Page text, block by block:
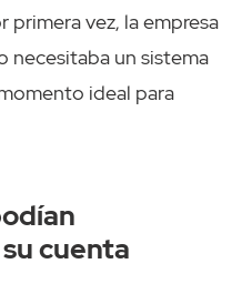
vez, la empresa
necesitaba un sistema
ideal para
cuenta